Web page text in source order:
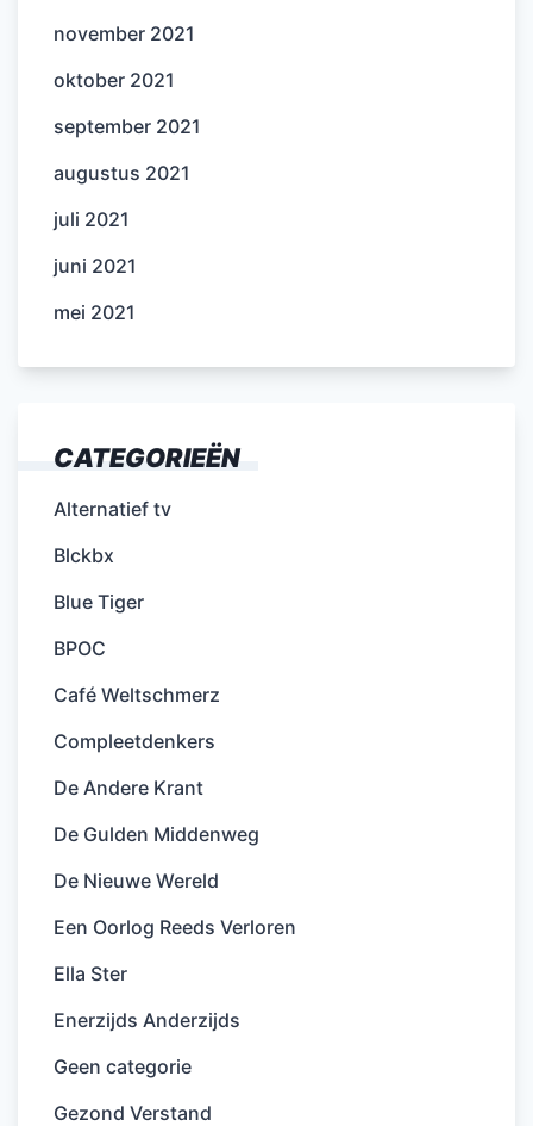
november 2021
oktober 2021
september 2021
augustus 2021
juli 2021
juni 2021
mei 2021
CATEGORIEËN
Alternatief tv
Blckbx
Blue Tiger
BPOC
Café Weltschmerz
Compleetdenkers
De Andere Krant
De Gulden Middenweg
De Nieuwe Wereld
Een Oorlog Reeds Verloren
Ella Ster
Enerzijds Anderzijds
Geen categorie
Gezond Verstand